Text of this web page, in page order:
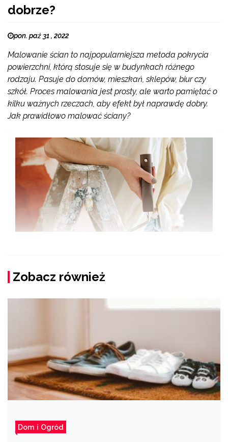
dobrze?
pon. paź 31 , 2022
Malowanie ścian to najpopularniejsza metoda pokrycia
powierzchni, którą stosuje się w budynkach różnego
rodzaju. Pasuje do domów, mieszkań, sklepów, biur czy
szkół. Proces malowania jest prosty, ale warto pamiętać o
kilku ważnych rzeczach, aby efekt był naprawdę dobry.
Jak prawidłowo malować ściany?
Zobacz również
Dom i Ogród